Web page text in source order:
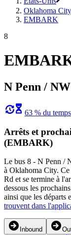
Oklahoma City
EMBARK
8
N Penn /
63 % du temps
Arrêts et
(EMBARK)
Le bus 8 - N Penn /
à Oklahoma City.
Rd et se termine à
dessous les
ainsi que les départs
trouvent dans
Inbound